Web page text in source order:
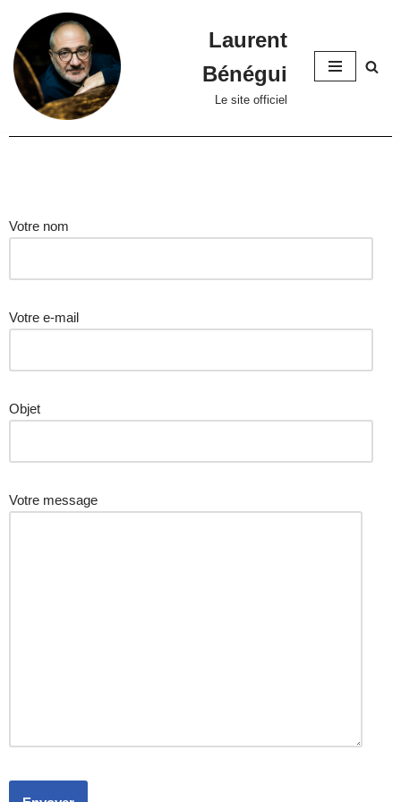
Skip
to
content
Laurent
Bénégui
Le site officiel
Votre nom
Votre e-mail
Objet
Votre message